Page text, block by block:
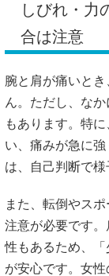
しびれ・力
合は注意
腕と肩が痛いと
ん。ただし、な
もあります。特
い、痛みが急に
は、自己判断で様
また、転倒やス
注意が必要です
性もあるため、
が安心です。女性